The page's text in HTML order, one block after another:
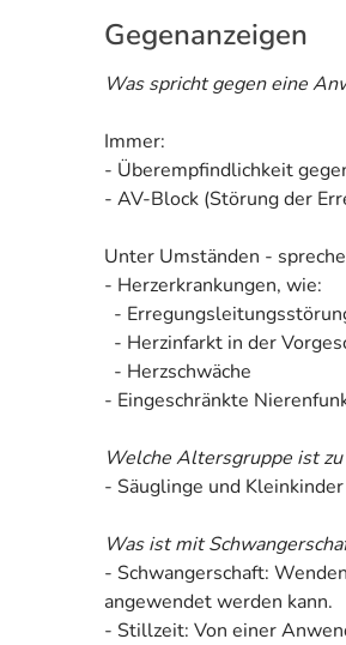
Gegenanzeigen
Was spricht gegen eine
Immer:
- Überempfindlichkeit
- AV-Block (Störung der
Unter Umständen -
- Herzerkrankungen, wie:
-
- Herzinfarkt in der
- Herzschwäche
- Eingeschränkte
Welche Altersgruppe ist zu
- Säuglinge und
Was ist mit
- Schwangerschaft:
angewendet werden kann.
- Stillzeit: Von einer